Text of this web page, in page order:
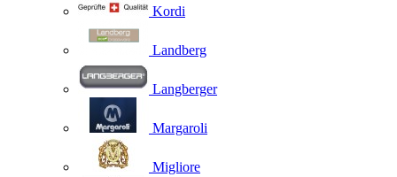
Kordi
Landberg
Langberger
Margaroli
Migliore